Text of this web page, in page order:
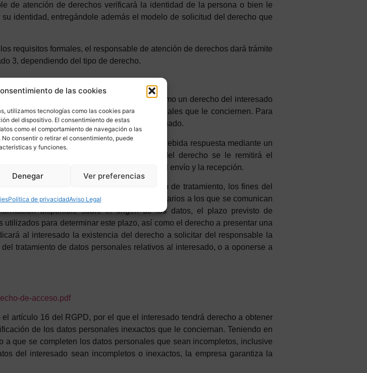
de las cookies
utilizamos tecnologías como las cookies para
del dispositivo. El consentimiento de estas
como el comportamiento de navegación o las
consentir o retirar el consentimiento, puede
y funciones.
Denegar Ver preferencias
Política de privacidadAviso Legal
de atención de derechos verificará la identidad de la persona o bien le
identidad, entregándole además el modelo de solicitud del derecho que
requisitos formales, el responsable de atención de derechos dará trámite
3, dependiendo del tipo de derecho.
En los considerandos 63 y 64, se recoge como un derecho del interesado
de si se están tratando o no datos personales que le conciernen. Para
le facilita un modelo de solicitud adecuado.
obtendrá de la empresa la debida respuesta mediante un
se remitiera por correo, al solicitante del derecho se le remitirá el
o cualquier otro medio que acredite el envío y la recepción.
personales del interesado que son objeto de tratamiento, los fines del
los destinatarios o categorías de destinatarios a los que se comunican
disponible sobre el origen de los datos, el plazo previsto de
para determinar este plazo, así como el derecho a presentar una
al interesado la existencia del derecho a solicitar del responsable la
tratamiento de datos personales relativos al interesado, o a oponerse a
de-acceso.pdf
artículo 16 del RGPD, por el que el interesado tendrá derecho a obtener
de los datos personales inexactos que le conciernan. Teniendo en
que se completen los datos personales que sean incompletos, inclusive
del interesado sean incompletos o inexactos, la empresa garantiza la